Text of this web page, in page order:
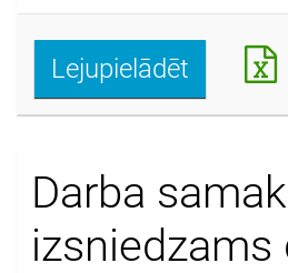
Lejupielādēt
Darba